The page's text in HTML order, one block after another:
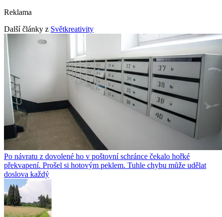
Reklama
Další články z Světkreativity
Po návratu z dovolené ho v poštovní schránce čekalo hořké
překvapení. Prošel si hotovým peklem. Tuhle chybu může udělat
doslova každý